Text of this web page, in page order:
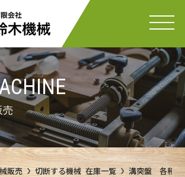
売
販売 切断する機械 在庫一覧 溝突盤 各種-